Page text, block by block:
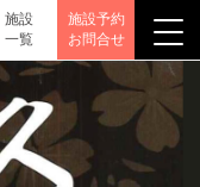
施設
一覧
施設予約
お問合せ